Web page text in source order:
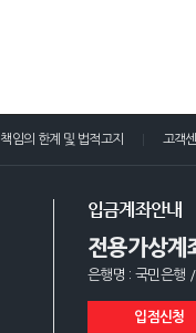
책임의 한계 및 법적고지 고객
입금계좌안내
전용가상계
은행명 : 국민은행
입점신청